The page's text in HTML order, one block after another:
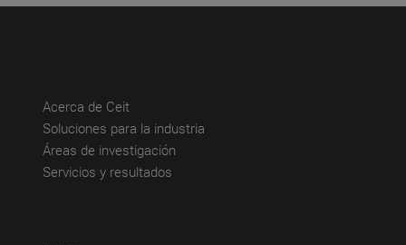
Acerca de Ceit(abre en nueva ventana)
Soluciones para la industria
Áreas de investigación
Servicios y resultados